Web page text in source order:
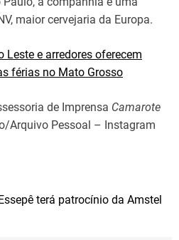
maior cervejaria da Europa.
Leste e arredores oferecem
férias no Mato Grosso
de Imprensa Camarote
Arquivo Pessoal – Instagram
terá patrocínio da Amstel